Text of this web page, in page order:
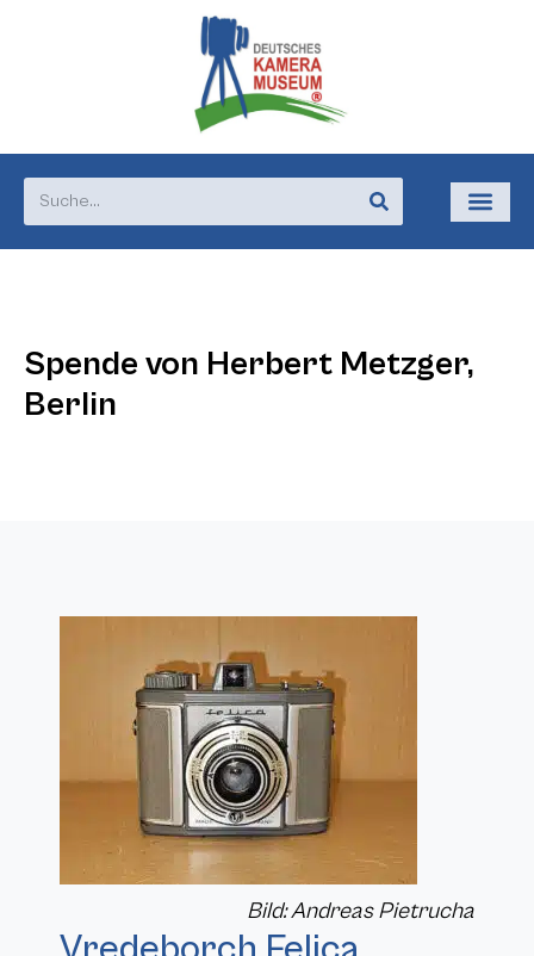
Spende von Herbert Metzger,
Berlin
Bild: Andreas Pietrucha